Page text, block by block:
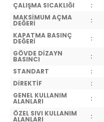
ÇALIŞMA SICAKLIĞI
:
MAKSİMUM AÇMA
DEĞERİ :
KAPATMA BASINÇ
DEĞERİ :
GÖVDE DİZAYN
BASINCI :
STANDART
:
DİREKTİF
:
GENEL KULLANIM
ALANLARI :
ÖZEL SIVI KULLANIM
ALANLARI :